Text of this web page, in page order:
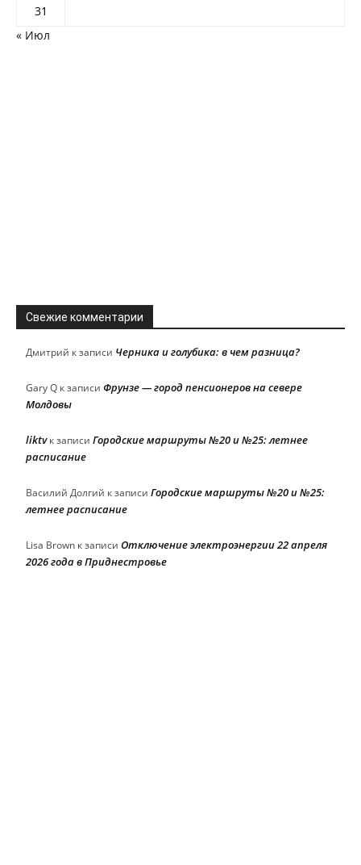
31
« Июл
Свежие комментарии
Дмитрий к записи Черника и голубика: в чем разница?
Gary Q к записи Фрунзе — город пенсионеров на севере
Молдовы
liktvк записи Городские маршруты №20 и №25: летнее
расписание
Василий Долгий к записи Городские маршруты №20 и №25:
летнее расписание
Lisa Brown к записи Отключение электроэнергии 22 апреля
2026 года в Приднестровье